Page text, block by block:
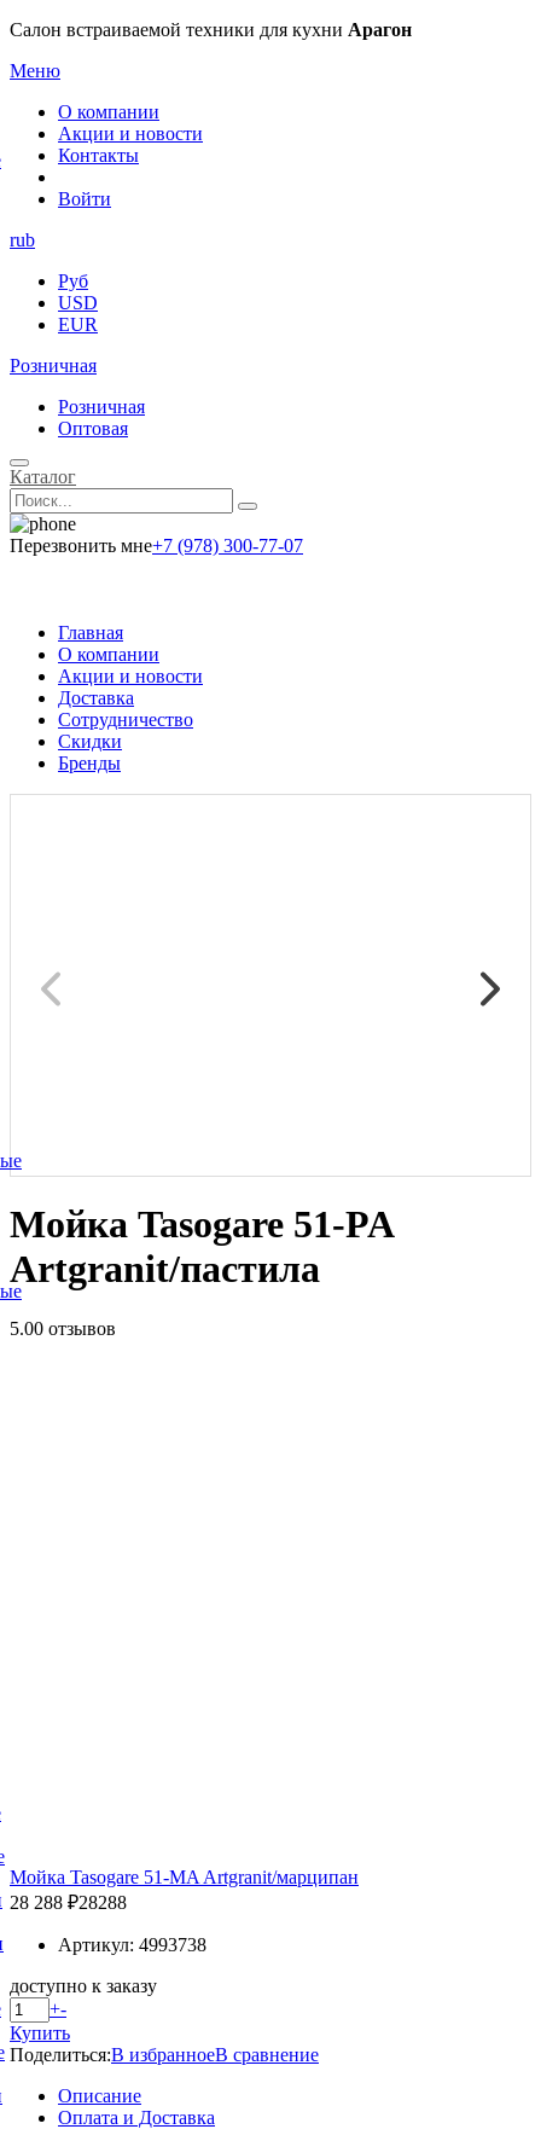
Салон встраиваемой техники для кухни Арагон
Меню
О компании
Акции и новости
Контакты
Войти
rub
Руб
USD
EUR
Розничная
Розничная
Оптовая
Каталог
Перезвонить мне+7 (978) 300-77-07
Главная
О компании
Акции и новости
Доставка
Сотрудничество
Скидки
Бренды
Мойка Tasogare 51-PA
Artgranit/пастила
5.00 отзывов
Мойка Tasogare 51-MA Artgranit/марципан
28 288 ₽28288
Артикул: 4993738
доступно к заказу
+-
Купить
Поделиться:В избранноеВ сравнение
Описание
Оплата и Доставка